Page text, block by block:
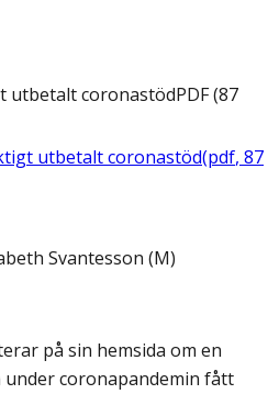
utbetalt coronastödPDF(87
utbetalt coronastöd(pdf, 87
Svantesson (M)
på sin hemsida om en
coronapandemin fått